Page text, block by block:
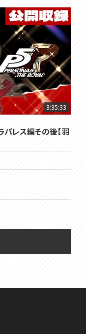
3:35:33
パレス編その後【羽